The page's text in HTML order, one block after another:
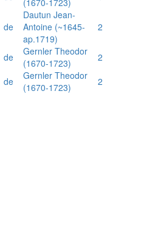
de
Dautun Jean-
Antoine (~1645-
ap.1719)
2
de
Gernler Theodor
(1670-1723)
2
de
Gernler Theodor
(1670-1723)
2